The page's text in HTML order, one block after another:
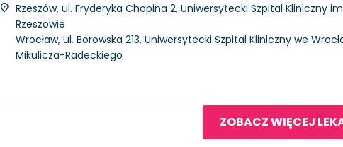
Rzeszów, ul. Fryderyka Chopina 2, Uniwersytecki Szpital Kliniczny
Rzeszowie
Wrocław, ul. Borowska 213, Uniwersytecki Szpital Kliniczny we
Mikulicza-Radeckiego
ZOBACZ WIĘCEJ